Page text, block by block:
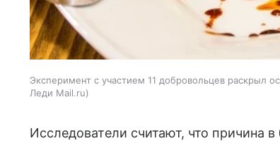
Эксперимент с участием 11 добровольцев раскрыл
Леди Mail.ru
Исследователи считают, что причина